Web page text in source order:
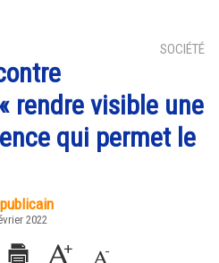
SOCIÉTÉ
rendre visible une
qui permet le
2022